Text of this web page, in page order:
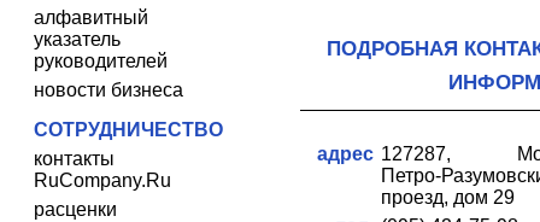
алфавитный
указатель
руководителей
новости бизнеса
СОТРУДНИЧЕСТВО
контакты
RuCompany.Ru
расценки
ПОДРОБНАЯ
адрес 127287,
Петро-
проезд, дом 29